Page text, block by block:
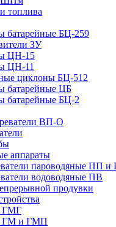
топлива
батарейные БЦ-259
ЗУ
ЦН-15
ЦН-11
циклоны БЦ-512
батарейные ЦБ
батарейные БЦ-2
ВП-О
аппараты
пароводяные ПП
водоводяные ПВ
продувки
ГМГ
ГМ и ГМП